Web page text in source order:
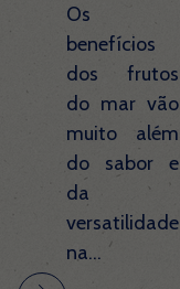
Os
benefícios
dos frutos
do mar vão
muito além
do sabor e
da
versatilidade
na...